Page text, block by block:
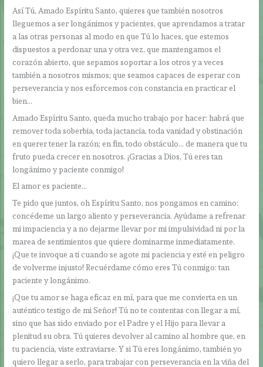
Así Tú, Amado Espíritu Santo, quieres que también nosotros
lleguemos a ser longánimos y pacientes, que aprendamos a tratar
a las otras personas al modo en que Tú lo haces, que estemos
dispuestos a perdonar una y otra vez, que mantengamos el
corazón abierto, que sepamos soportar a los otros y a veces
también a nosotros mismos; que seamos capaces de esperar con
perseverancia y nos esforcemos con constancia en practicar el
bien…
Amado Espíritu Santo, queda mucho trabajo por hacer: habrá que
remover toda soberbia, toda jactancia, toda vanidad y obstinación
en querer tener la razón; en fin, todo obstáculo… de manera que tu
fruto pueda crecer en nosotros. ¡Gracias a Dios, Tú eres tan
longánimo y paciente conmigo!
El amor es paciente…
Te pido que juntos, oh Espíritu Santo, nos pongamos en camino:
concédeme un largo aliento y perseverancia. Ayúdame a refrenar
mi impaciencia y a no dejarme llevar por mi impulsividad ni por la
marea de sentimientos que quiere dominarme inmediatamente.
¡Que te invoque a ti cuando se agote mi paciencia y esté en peligro
de volverme injusto! Recuérdame cómo eres Tú conmigo: tan
paciente y longánimo.
¡Que tu amor se haga eficaz en mí, para que me convierta en un
auténtico testigo de mi Señor! Tú no te contentas con llegar a mí,
sino que has sido enviado por el Padre y el Hijo para llevar a
plenitud su obra. Tú quieres devolver al camino al hombre que, en
tu paciencia, viste extraviarse. Y si Tú eres longánimo, también yo
quiero llegar a serlo, para trabajar con perseverancia en la viña del